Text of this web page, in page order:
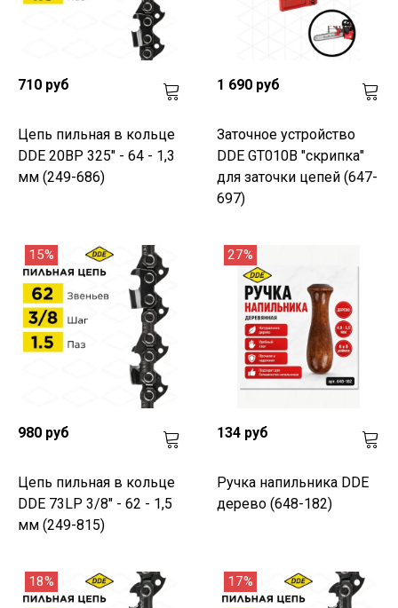
710 руб
Цепь пильная в кольце
DDE 20BP 325" - 64 - 1,3
мм (249-686)
1 690 руб
Заточное устройство
DDE GT010B "скрипка"
для заточки цепей (647-
697)
15%
980 руб
Цепь пильная в кольце
DDE 73LP 3/8" - 62 - 1,5
мм (249-815)
27%
134 руб
Ручка напильника DDE
дерево (648-182)
18% 17%